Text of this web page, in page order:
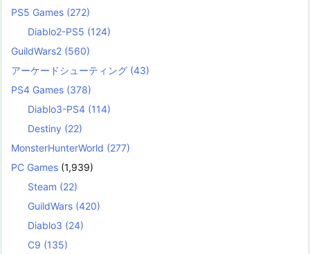
PS5 Games (272)
Diablo2-PS5 (124)
GuildWars2 (560)
アーケードシューティング (43)
PS4 Games (378)
Diablo3-PS4 (114)
Destiny (22)
MonsterHunterWorld (277)
PC Games (1,939)
Steam (22)
GuildWars (420)
Diablo3 (24)
C9 (135)